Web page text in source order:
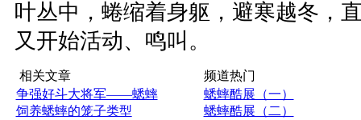
叶丛中，蜷缩着身躯，避寒越冬，
又开始活动、鸣叫。
相关文章
争强好斗大将军——蟋蟀
饲养蟋蟀的笼子类型
频道热门
蟋蟀酷展（一）
蟋蟀酷展（二）